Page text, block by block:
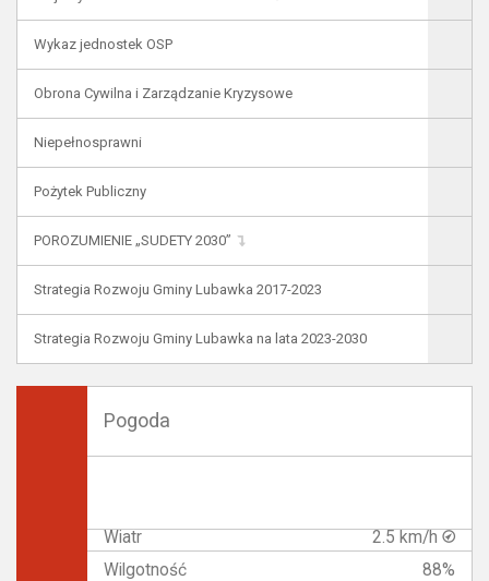
Wykaz jednostek OSP
Obrona Cywilna i Zarządzanie Kryzysowe
Niepełnosprawni
Pożytek Publiczny
POROZUMIENIE „SUDETY 2030”
Strategia Rozwoju Gminy Lubawka 2017-2023
Strategia Rozwoju Gminy Lubawka na lata 2023-2030
Pogoda
Wiatr
2.5 km/h
Wilgotność
88%